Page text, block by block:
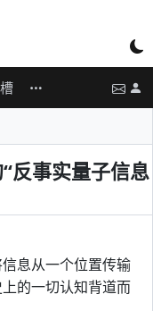
反事实量子信息
息从一个位置传输
的一切认知背道而